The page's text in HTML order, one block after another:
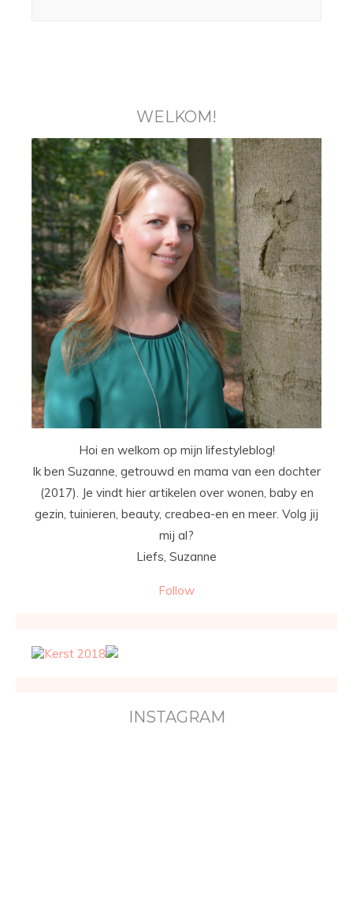
WELKOM!
Hoi en welkom op mijn lifestyleblog!
Ik ben Suzanne, getrouwd en mama van een dochter
(2017). Je vindt hier artikelen over wonen, baby en
gezin, tuinieren, beauty, creabea-en en meer. Volg jij
mij al?
Liefs, Suzanne
Follow
INSTAGRAM